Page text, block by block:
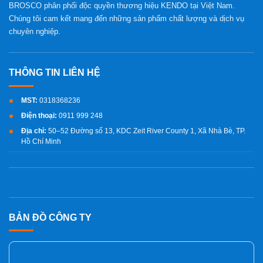
BẢN ĐỒ CÔNG TY
BROSCO phân phối độc quyền thương hiệu KENDO tại Việt Nam.
Chúng tôi cam kết mang đến những sản phẩm chất lượng và dịch vụ
chuyên nghiệp.
MST: 0318368236
Điện thoại: 0911 999 248
Địa chỉ: 50–52 Đường số 13, KDC Zeit River County 1, Xã Nhà Bè, TP.
Hồ Chí Minh